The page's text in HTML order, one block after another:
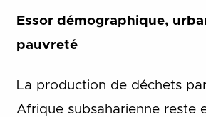
Essor démographique,
pauvreté
La production de déchets
Afrique subsaharienne reste